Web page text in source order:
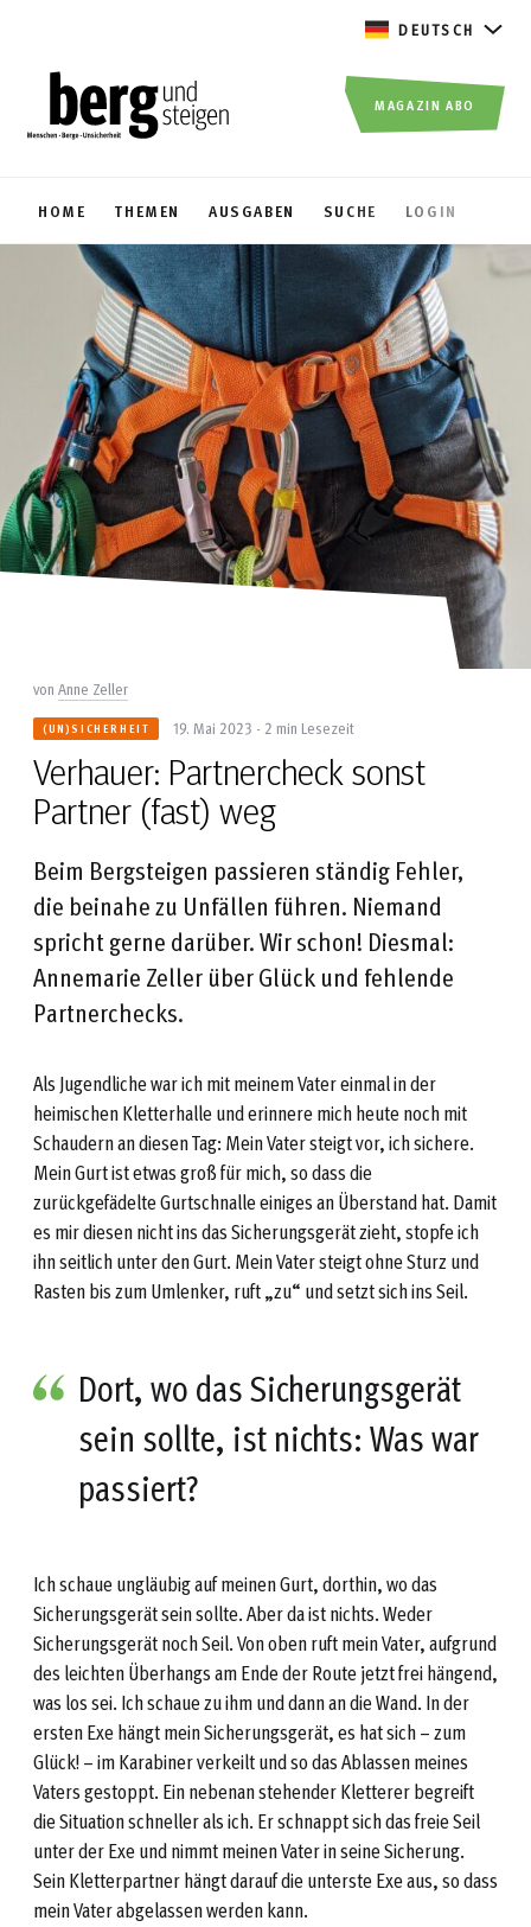
DEUTSCH
HOME THEMEN AUSGABEN SUCHE LOGIN
MAGAZIN ABO
vonAnne Zeller
(UN)SICHERHEIT 19. Mai 2023 - 2 min Lesezeit
Verhauer: Partnercheck sonst
Partner (fast) weg
Beim Bergsteigen passieren ständig Fehler,
die beinahe zu Unfällen führen. Niemand
spricht gerne darüber. Wir schon! Diesmal:
Annemarie Zeller über Glück und fehlende
Partnerchecks.
Als Jugendliche war ich mit meinem Vater einmal in der
heimischen Kletterhalle und erinnere mich heute noch mit
Schaudern an diesen Tag: Mein Vater steigt vor, ich sichere.
Mein Gurt ist etwas groß für mich, so dass die
zurückgefädelte Gurtschnalle einiges an Überstand hat. Damit
es mir diesen nicht ins das Sicherungsgerät zieht, stopfe ich
ihn seitlich unter den Gurt. Mein Vater steigt ohne Sturz und
Rasten bis zum Umlenker, ruft „zu“ und setzt sich ins Seil.
Dort, wo das Sicherungsgerät
sein sollte, ist nichts: Was war
passiert?
Ich schaue ungläubig auf meinen Gurt, dorthin, wo das
Sicherungsgerät sein sollte. Aber da ist nichts. Weder
Sicherungsgerät noch Seil. Von oben ruft mein Vater, aufgrund
des leichten Überhangs am Ende der Route jetzt frei hängend,
was los sei. Ich schaue zu ihm und dann an die Wand. In der
ersten Exe hängt mein Sicherungsgerät, es hat sich – zum
Glück! – im Karabiner verkeilt und so das Ablassen meines
Vaters gestoppt. Ein nebenan stehender Kletterer begreift
die Situation schneller als ich. Er schnappt sich das freie Seil
unter der Exe und nimmt meinen Vater in seine Sicherung.
Sein Kletterpartner hängt darauf die unterste Exe aus, so dass
mein Vater abgelassen werden kann.